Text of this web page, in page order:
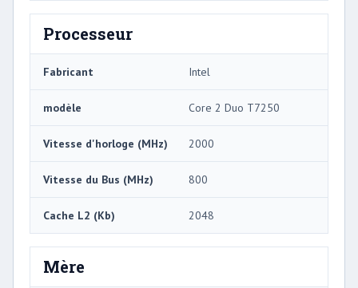
Processeur
Fabricant Intel
modèle Core 2 Duo T7250
Vitesse d'horloge (MHz) 2000
Vitesse du Bus (MHz) 800
Cache L2 (Kb) 2048
Mère